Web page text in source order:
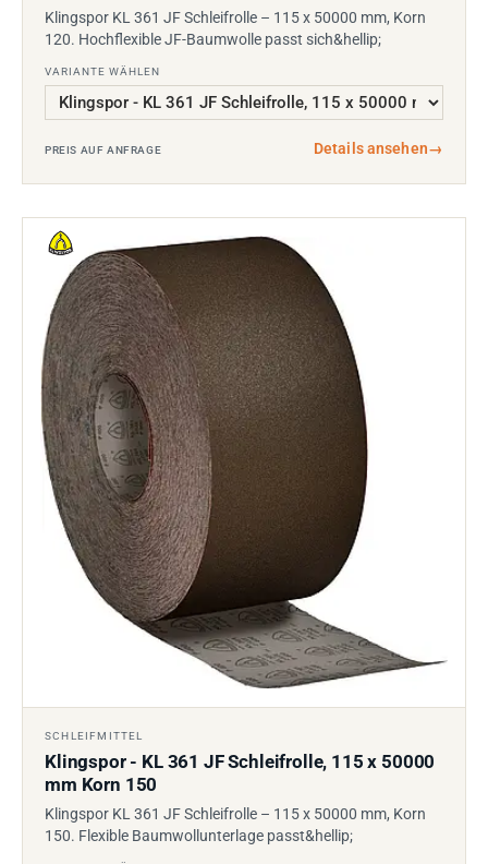
Klingspor KL 361 JF Schleifrolle – 115 x 50000 mm, Korn
120. Hochflexible JF-Baumwolle passt sich&hellip;
VARIANTE WÄHLEN
PREIS AUF ANFRAGE Details ansehen→
SCHLEIFMITTEL
Klingspor - KL 361 JF Schleifrolle, 115 x 50000
mm Korn 150
Klingspor KL 361 JF Schleifrolle – 115 x 50000 mm, Korn
150. Flexible Baumwollunterlage passt&hellip;